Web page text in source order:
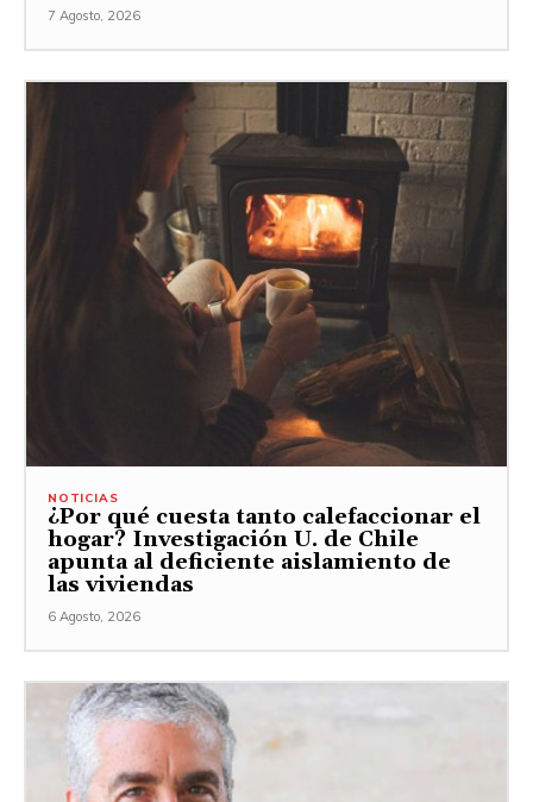
7 Agosto, 2026
NOTICIAS
¿Por qué cuesta tanto calefaccionar el
hogar? Investigación U. de Chile
apunta al deficiente aislamiento de
las viviendas
6 Agosto, 2026